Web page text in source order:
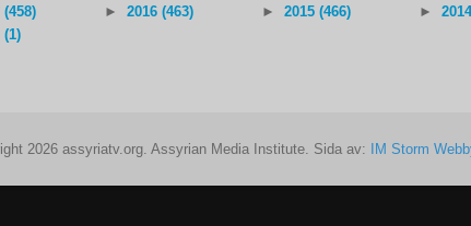
(458) ► 2016 (463) ► 2015 (466) ►
(1)
2026 assyriatv.org. Assyrian Media Institute. Sida av: IM Storm